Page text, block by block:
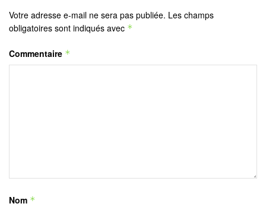
Votre adresse e-mail ne sera pas publiée. Les champs
obligatoires sont indiqués avec *
Commentaire *
Nom *